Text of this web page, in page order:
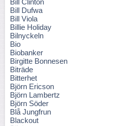
Bill Clinton
Bill Dufwa
Bill Viola
Billie Holiday
Bilnyckeln
Bio
Biobanker
Birgitte Bonnesen
Biträde
Bitterhet
Björn Ericson
Björn Lambertz
Björn Söder
Blå Jungfrun
Blackout